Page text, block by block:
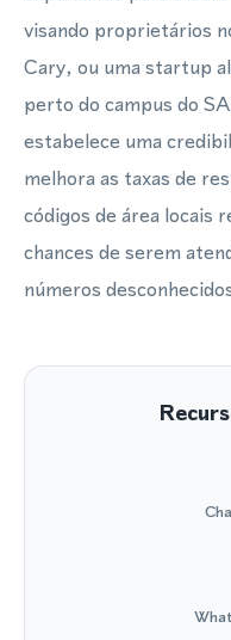
visando proprietários
Cary, ou uma startup
perto do campus do
estabelece uma
melhora as taxas de
códigos de área locais
chances de serem
números